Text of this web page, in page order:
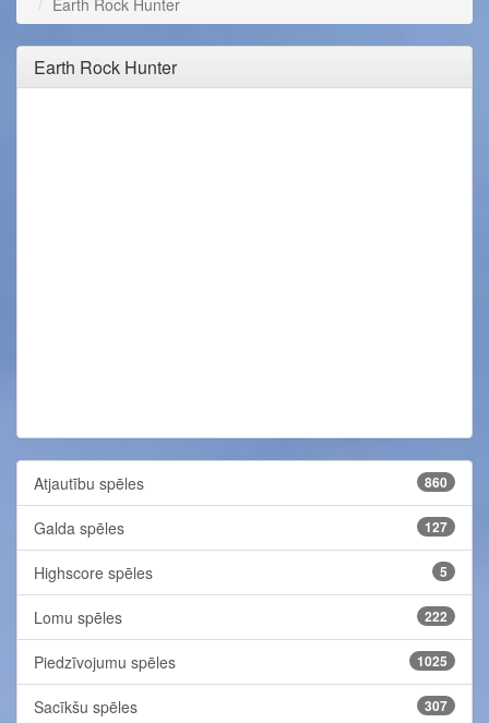
Earth Rock Hunter
Earth Rock Hunter
Atjautību spēles 860
Galda spēles 127
Highscore spēles 5
Lomu spēles 222
Piedzīvojumu spēles 1025
Sacīkšu spēles 307